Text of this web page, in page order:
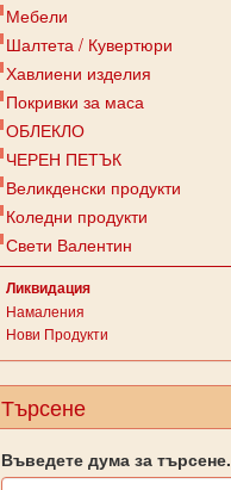
Мебели
Шалтета / Кувертюри
Хавлиени изделия
Покривки за маса
ОБЛЕКЛО
ЧЕРЕН ПЕТЪК
Великденски продукти
Коледни продукти
Свети Валентин
Ликвидация
Намаления
Нови Продукти
Търсене
Въведете дума за търсене.